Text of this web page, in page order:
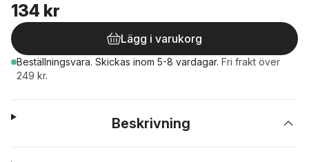
134 kr
Lägg i varukorg
Beställningsvara. Skickas inom 5-8 vardagar. Fri frakt över
249 kr.
Beskrivning